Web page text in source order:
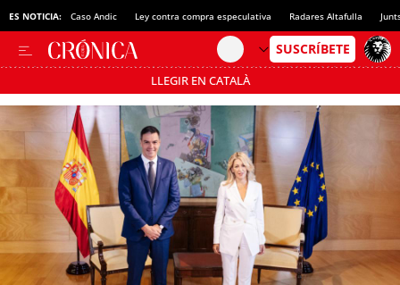
ES NOTICIA: Caso Andic Ley contra compra especulativa Radares Altafulla
LLEGIR EN CATALÀ
Pásate al MODO AHORRO